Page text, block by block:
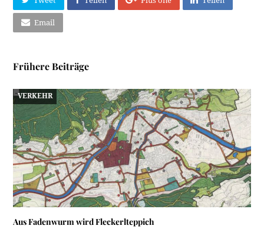
Email
Frühere Beiträge
VERKEHR
Aus Fadenwurm wird Fleckerlteppich